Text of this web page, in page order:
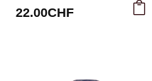
22.00CHF